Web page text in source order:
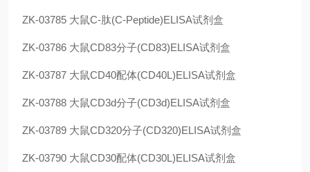
ZK-03785 大鼠C-肽(C-Peptide)ELISA试剂盒
ZK-03786 大鼠CD83分子(CD83)ELISA试剂盒
ZK-03787 大鼠CD40配体(CD40L)ELISA试剂盒
ZK-03788 大鼠CD3d分子(CD3d)ELISA试剂盒
ZK-03789 大鼠CD320分子(CD320)ELISA试剂盒
ZK-03790 大鼠CD30配体(CD30L)ELISA试剂盒